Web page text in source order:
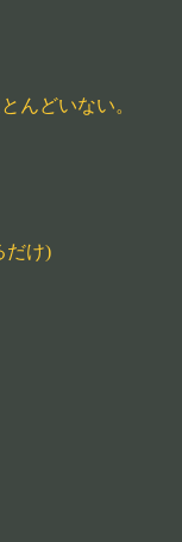
んどいない。
だけ)